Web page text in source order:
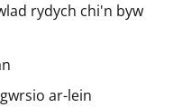
rydych chi'n byw
ar-lein